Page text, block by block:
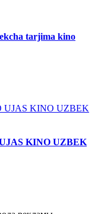
tarjima kino
KINO UZBEK